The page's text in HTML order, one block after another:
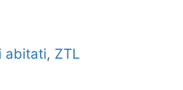
abitati, ZTL